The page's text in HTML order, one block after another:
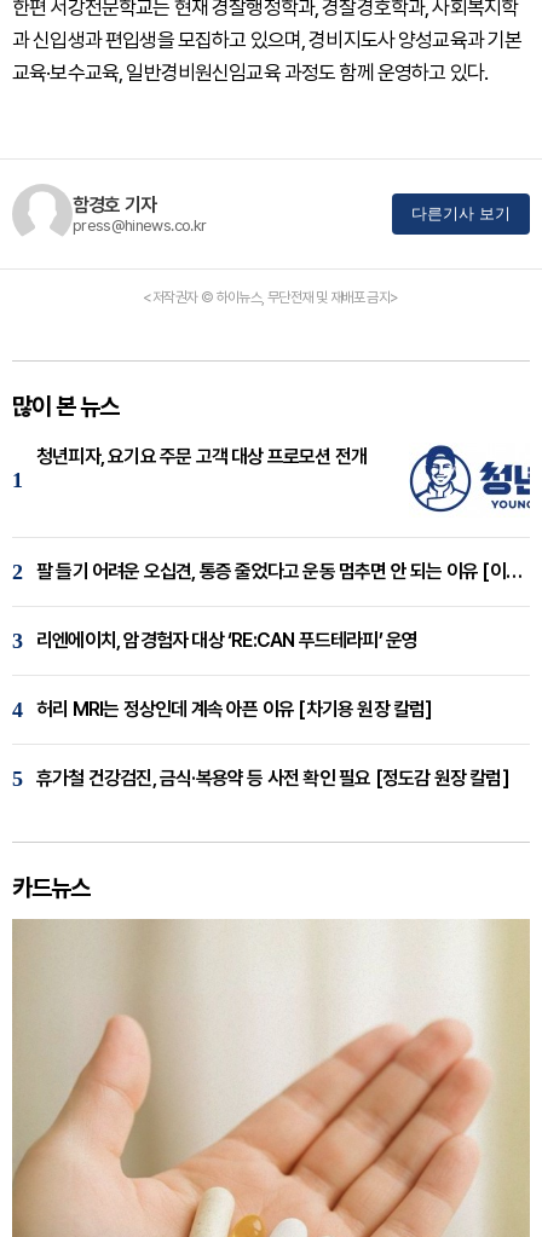
한편 서강전문학교는 현재 경찰행정학과, 경찰경호학과, 사회복지학
과 신입생과 편입생을 모집하고 있으며, 경비지도사 양성교육과 기본
교육·보수교육, 일반경비원신임교육 과정도 함께 운영하고 있다.
함경호 기자
press@hinews.co.kr
다른기사 보기
<저작권자 © 하이뉴스, 무단전재 및 재배포 금지>
많이 본 뉴스
1
청년피자, 요기요 주문 고객 대상 프로모션 전개
2 팔 들기 어려운 오십견, 통증 줄었다고 운동 멈추면 안 되는 이유 [이병욱 원장 칼럼]
3 리엔에이치, 암경험자 대상 ‘RE:CAN 푸드테라피’ 운영
4 허리 MRI는 정상인데 계속 아픈 이유 [차기용 원장 칼럼]
5 휴가철 건강검진, 금식·복용약 등 사전 확인 필요 [정도감 원장 칼럼]
카드뉴스